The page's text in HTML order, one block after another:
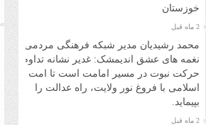
خوزستان
2 ماه قبل
محمد رشیدیان مدیر شبکه فرهنگی مردمی
نغمه های عشق اندیمشک: غدیر نشانه تداوم
حرکت نبوت در مسیر امامت است تا امت
اسلامی با فروغ نور ولایت، راه عدالت را
بپیماید.
2 ماه قبل